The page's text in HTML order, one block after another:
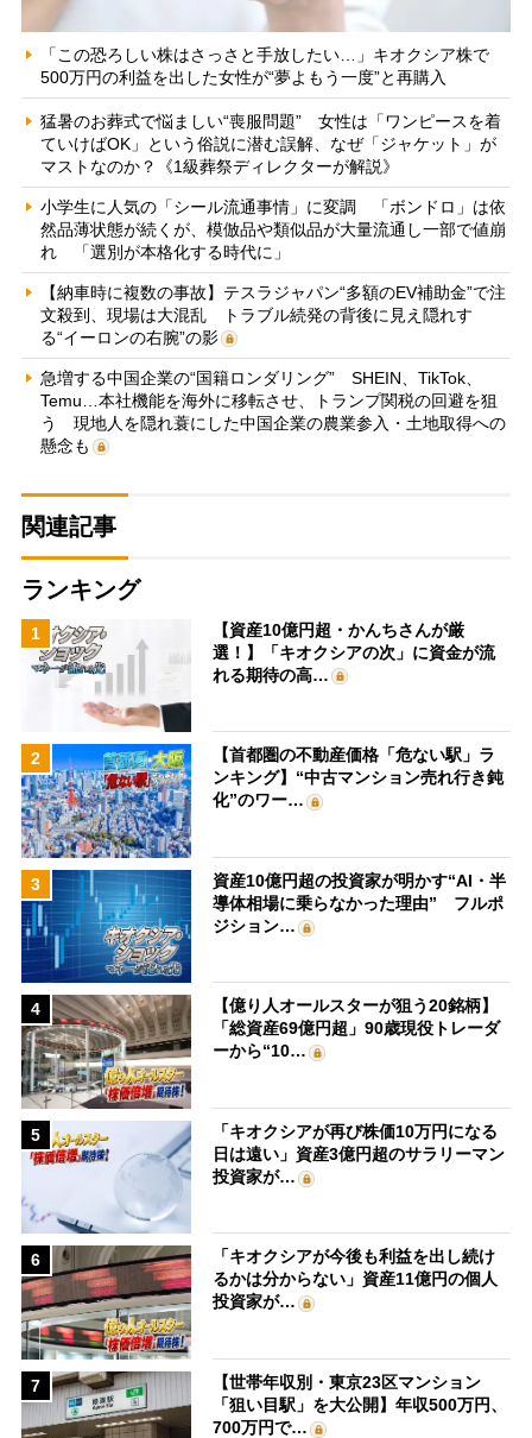
「この恐ろしい株はさっさと手放したい…」キオクシア株で
500万円の利益を出した女性が“夢よもう一度”と再購入
猛暑のお葬式で悩ましい“喪服問題” 女性は「ワンピースを着
ていけばOK」という俗説に潜む誤解、なぜ「ジャケット」が
マストなのか？《1級葬祭ディレクターが解説》
小学生に人気の「シール流通事情」に変調 「ボンドロ」は依
然品薄状態が続くが、模倣品や類似品が大量流通し一部で値崩
れ 「選別が本格化する時代に」
【納車時に複数の事故】テスラジャパン“多額のEV補助金”で注
文殺到、現場は大混乱 トラブル続発の背後に見え隠れす
る“イーロンの右腕”の影
急増する中国企業の“国籍ロンダリング” SHEIN、TikTok、
Temu…本社機能を海外に移転させ、トランプ関税の回避を狙
う 現地人を隠れ蓑にした中国企業の農業参入・土地取得への
懸念も
関連記事
ランキング
1
【資産10億円超・かんちさんが厳
選！】「キオクシアの次」に資金が流
れる期待の高…
2
【首都圏の不動産価格「危ない駅」ラ
ンキング】“中古マンション売れ行き鈍
化”のワー…
3
資産10億円超の投資家が明かす“AI・半
導体相場に乗らなかった理由” フルポ
ジション…
4
【億り人オールスターが狙う20銘柄】
「総資産69億円超」90歳現役トレーダ
ーから“10…
5
「キオクシアが再び株価10万円になる
日は遠い」資産3億円超のサラリーマン
投資家が…
6
「キオクシアが今後も利益を出し続け
るかは分からない」資産11億円の個人
投資家が…
7
【世帯年収別・東京23区マンション
「狙い目駅」を大公開】年収500万円、
700万円で…